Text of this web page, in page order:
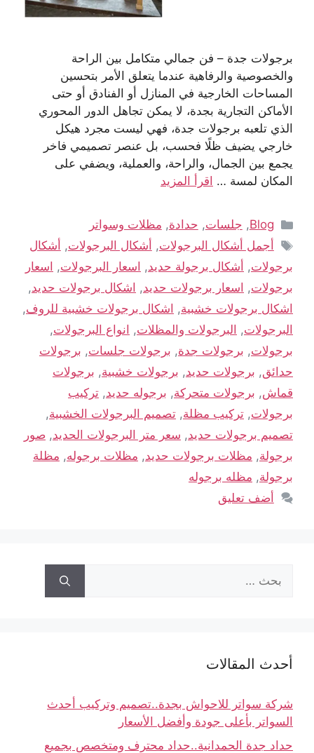
برجولات جدة – فن جمالي متكامل بين الراحة
والخصوصية والرفاهية عندما يتعلق الأمر بتحسين
المساحات الخارجية في المنازل أو الفنادق أو حتى
الأماكن التجارية بجدة، لا يمكن تجاهل الدور المحوري
الذي تلعبه برجولات جدة، فهي ليست مجرد هيكل
خارجي يضيف ظلًا فحسب، بل عنصر تصميمي فاخر
يجمع بين الجمال، والراحة، والعملية، ويضفي على
المكان لمسة … اقرأ المزيد
Blog
, جلسات, حدادة, مظلات وسواتر
أجمل أشكال البرجولات, أشكال البرجولات, أشكال
برجولات, أشكال برجولة حديد, اسعار البرجولات, اسعار
برجولات, اسعار برجولات حديد, اشكال برجولات حديد,
اشكال برجولات خشبية, اشكال برجولات خشبية للروف,
البرجولات, البرجولات والمظلات, انواع البرجولات,
برجولات, برجولات جدة, برجولات جلسات, برجولات
حدائق, برجولات حديد, برجولات خشبية, برجولات
قماش, برجولات متحركة, برجوله حديد, تركيب
برجولات, تركيب مظلة, تصميم البرجولات الخشبية,
تصميم برجولات حديد, سعر متر البرجولات الحديد, صور
برجولة, مظلات برجولات حديد, مظلات برجوله, مظلة
برجولة, مظله برجوله
أضف تعليق
أحدث المقالات
شركة سواتر للاحواش بجدة..تصميم وتركيب أحدث
السواتر بأعلى جودة وأفضل الأسعار
حداد جدة الحمدانية..حداد محترف ومتخصص بجميع